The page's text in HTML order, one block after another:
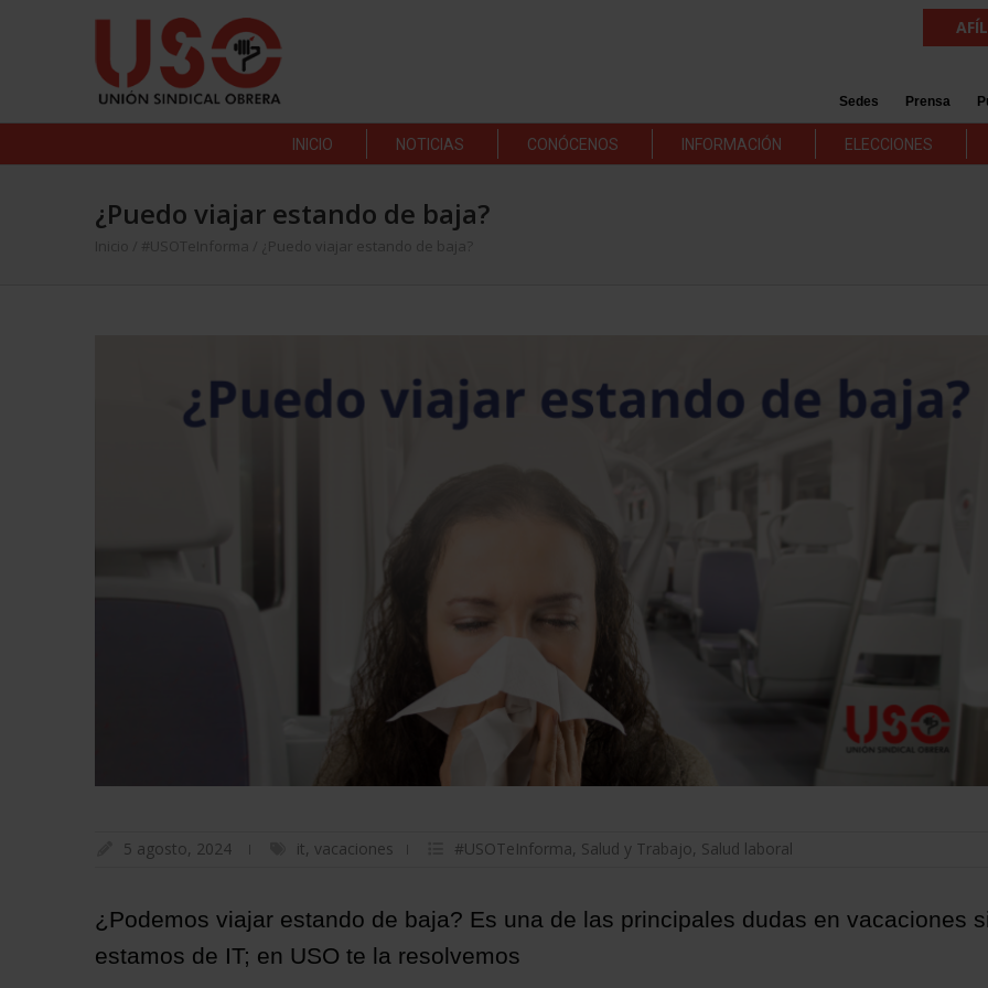
Sedes Prensa
INICIO NOTICIAS CONÓCENOS INFORMACIÓN ELECCIONES
¿Puedo viajar estando de baja?
Inicio #USOTeInforma ¿Puedo viajar estando de baja?
5 agosto, 2024 it, vacaciones #USOTeInforma, Salud y Trabajo, Salud laboral
¿Podemos viajar estando de baja? Es una de las principales dudas en vacaciones
estamos de IT; en USO te la resolvemos